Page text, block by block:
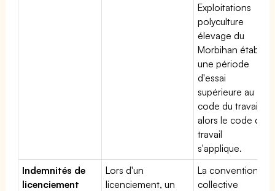
Exploitations
polyculture
élevage du
Morbihan établit
une période
d'essai
supérieure au
code du travail,
alors le code du
travail
s'applique.
Indemnités de
licenciement
Lors d'un
licenciement, un
La convention
collective